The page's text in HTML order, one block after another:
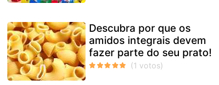
Descubra por que os
amidos integrais devem
fazer parte do seu prato!